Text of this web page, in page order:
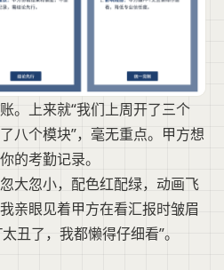
。上来就“我们上周开了三个
八个模块”，毫无重点。甲方想
的考勤记录。
大忽小，配色红配绿，动画飞
亲眼见着甲方在看汇报时皱眉
丑了，我都懒得仔细看”。